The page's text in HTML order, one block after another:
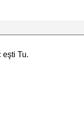
eşti Tu.